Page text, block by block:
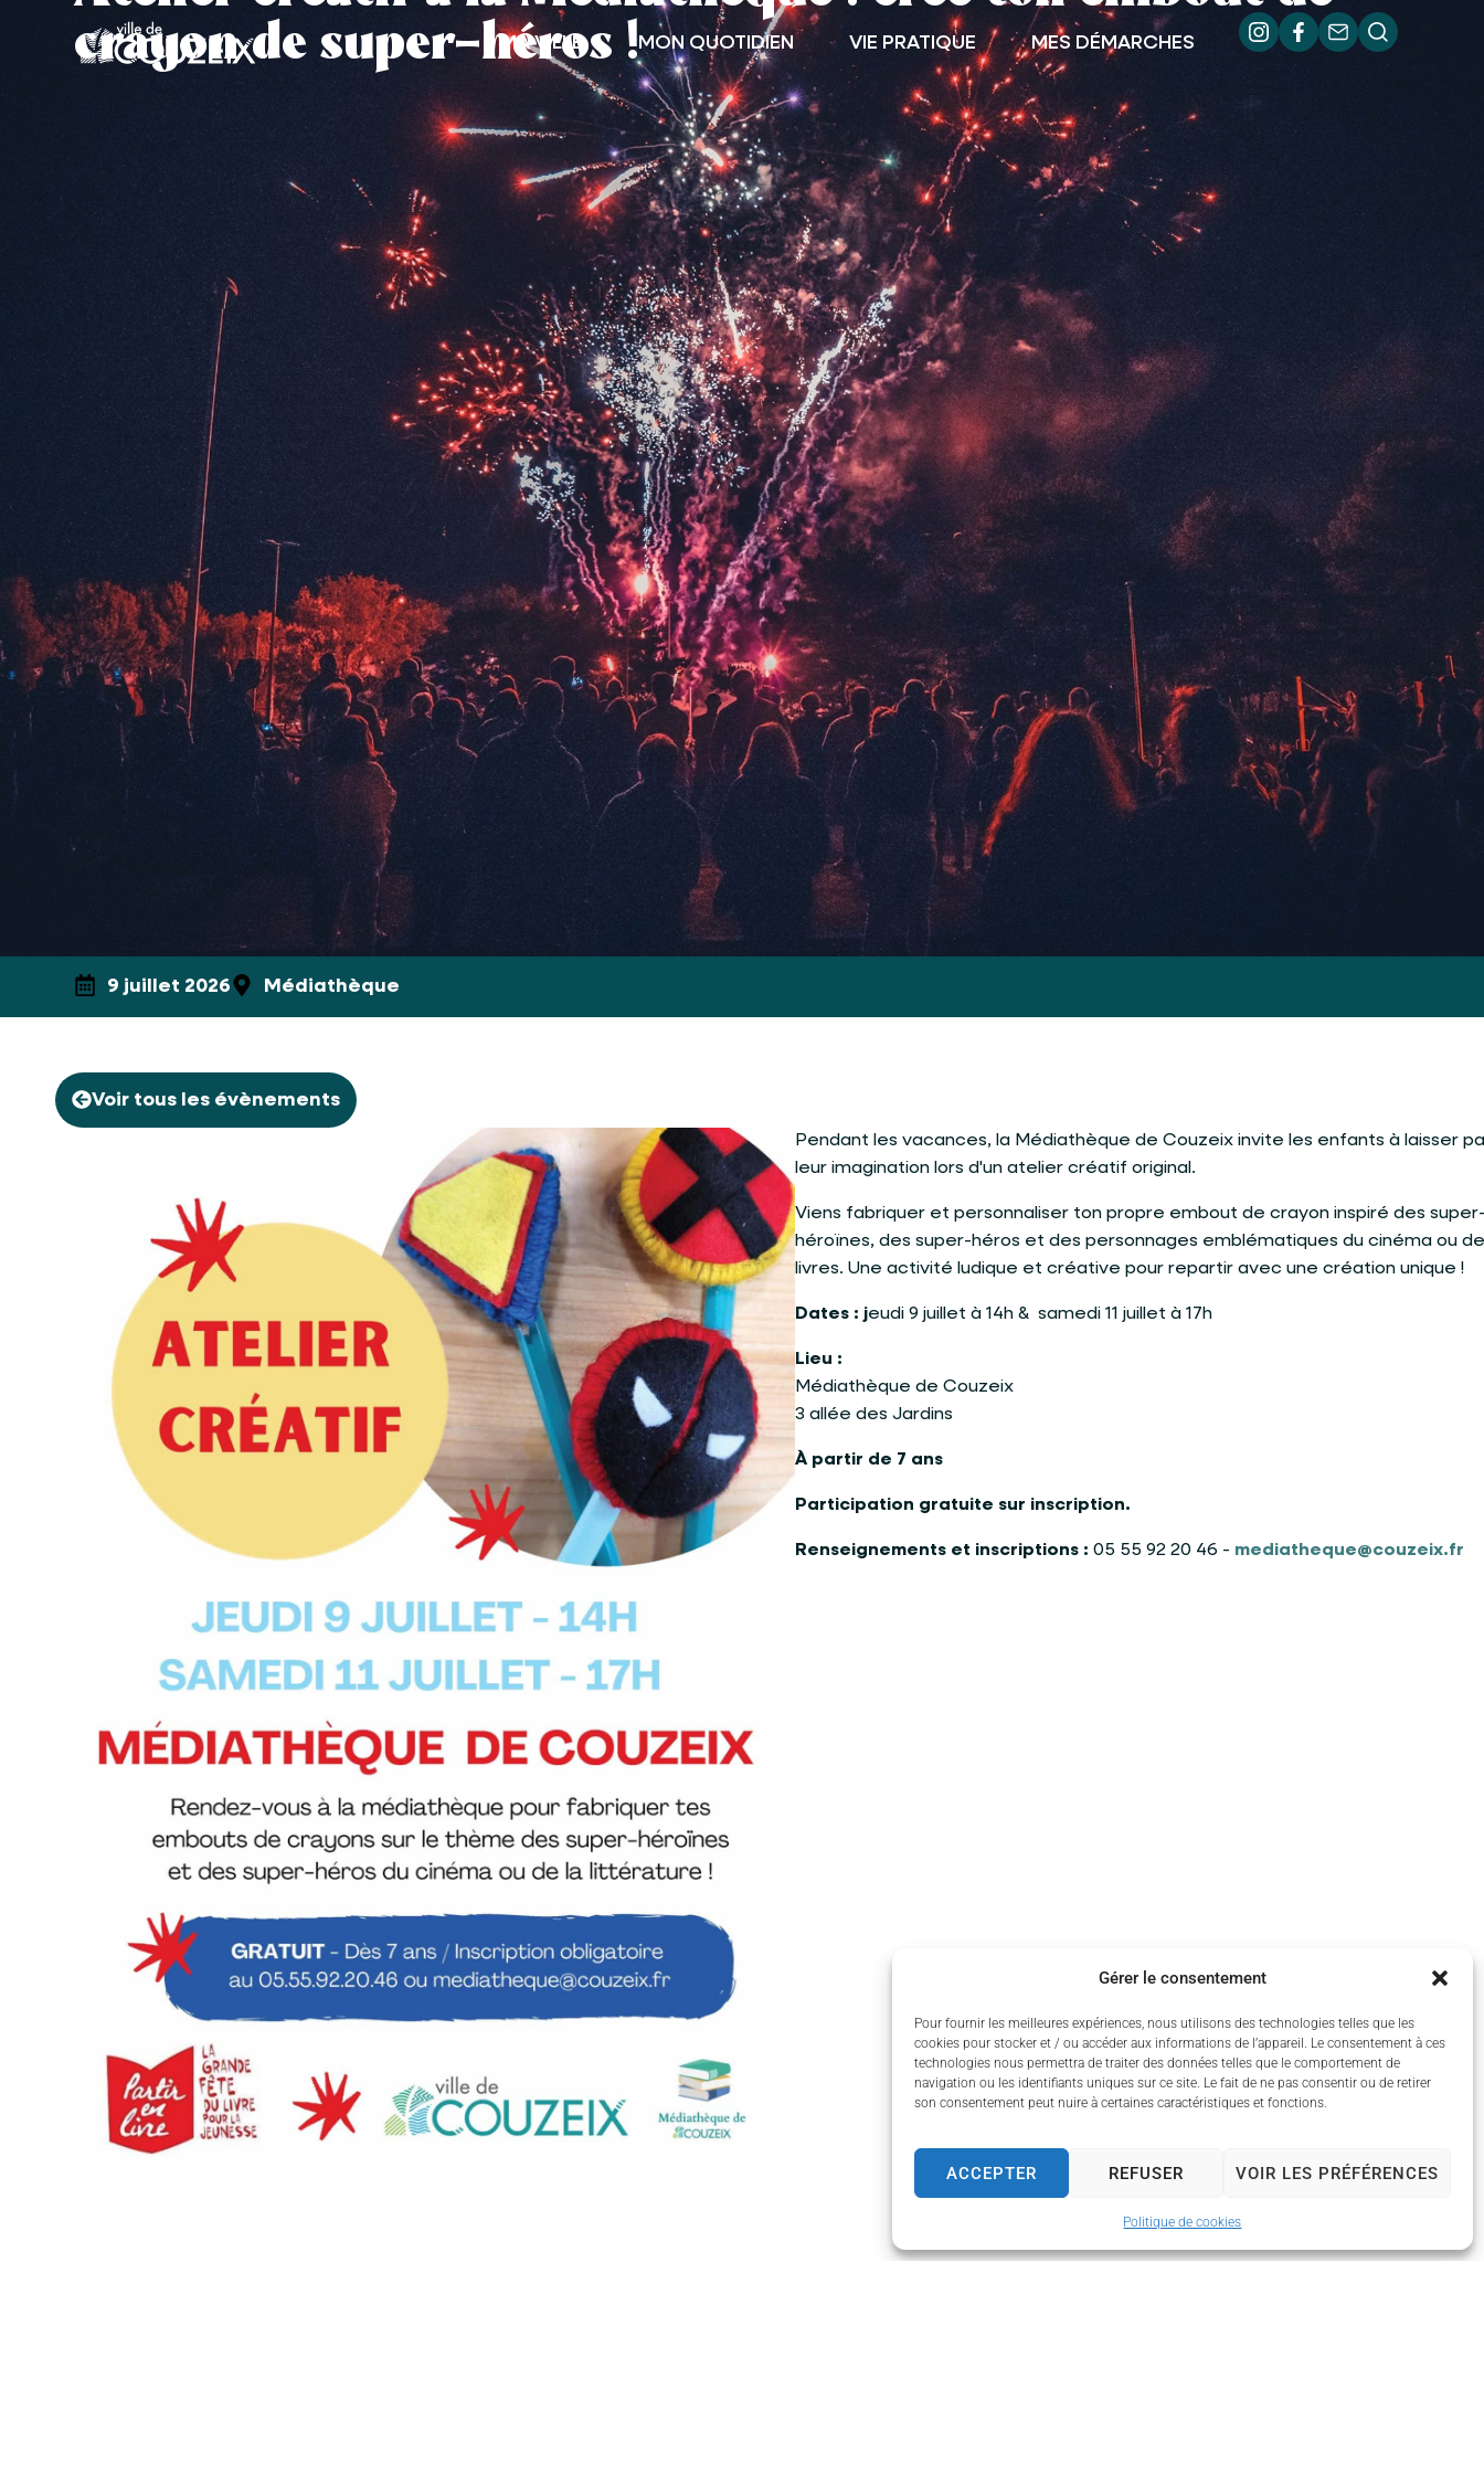
Gérer le consentement
Pour fournir les meilleures expériences, nous utilisons des technologies telles que les
cookies pour stocker et / ou accéder aux informations de l’appareil. Le consentement à ces
technologies nous permettra de traiter des données telles que le comportement de
navigation ou les identifiants uniques sur ce site. Le fait de ne pas consentir ou de retirer
son consentement peut nuire à certaines caractéristiques et fonctions.
ACCEPTER REFUSER VOIR LES PRÉFÉRENCES
Politique de cookies
MA VILLE MON QUOTIDIEN VIE PRATIQUE MES DÉMARCHES
crayon de super-héros !
9 juillet 2026 Médiathèque
Voir tous les évènements
Pendant les vacances, la Médiathèque de Couzeix invite les enfants à laisser
leur imagination lors d'un atelier créatif original.
Viens fabriquer et personnaliser ton propre embout de crayon inspiré des
héroïnes, des super-héros et des personnages emblématiques du cinéma ou
livres. Une activité ludique et créative pour repartir avec une création unique !
Dates : jeudi 9 juillet à 14h & samedi 11 juillet à 17h
Lieu :
Médiathèque de Couzeix
3 allée des Jardins
À partir de 7 ans
Participation gratuite sur inscription.
Renseignements et inscriptions : 05 55 92 20 46 - mediatheque@couzeix.fr